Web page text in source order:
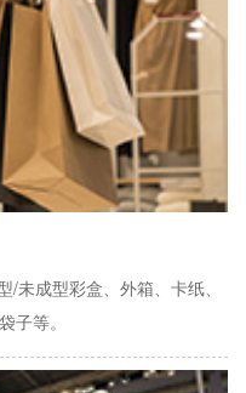
未成型彩盒、外箱、卡纸、
子等。